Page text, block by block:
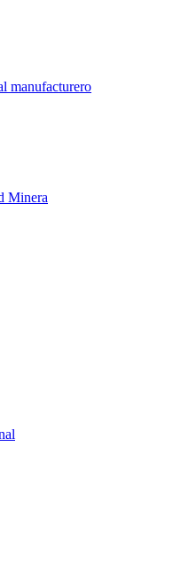
manufacturero
Minera